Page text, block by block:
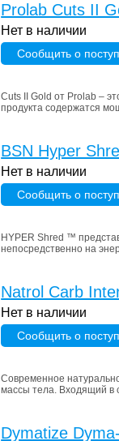
Prolab Cuts II
Нет в наличии
Сообщить о
Cuts II Gold от Prolab –
продукта содержатся
BSN Hyper
Нет в наличии
Сообщить о
HYPER Shred ™
непосредственно на
Natrol Carb
Нет в наличии
Сообщить о
Современное
массы тела. Входящий в
Dymatize